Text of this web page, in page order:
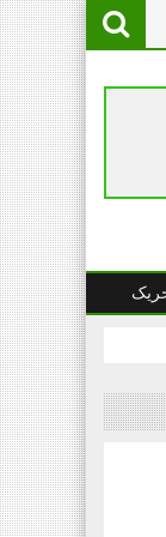
مانگا : مصطفائی